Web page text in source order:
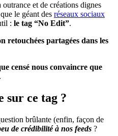
et de créations dignes
le géant des réseaux sociaux
: le tag “No Edit”.
retouchées partagées dans les
censé nous convaincre que
.
sur ce tag ?
brûlante (enfin, façon de
de crédibilité à nos feeds ?